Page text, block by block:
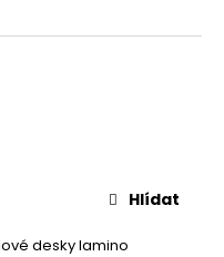
desky lamino
Hlídat